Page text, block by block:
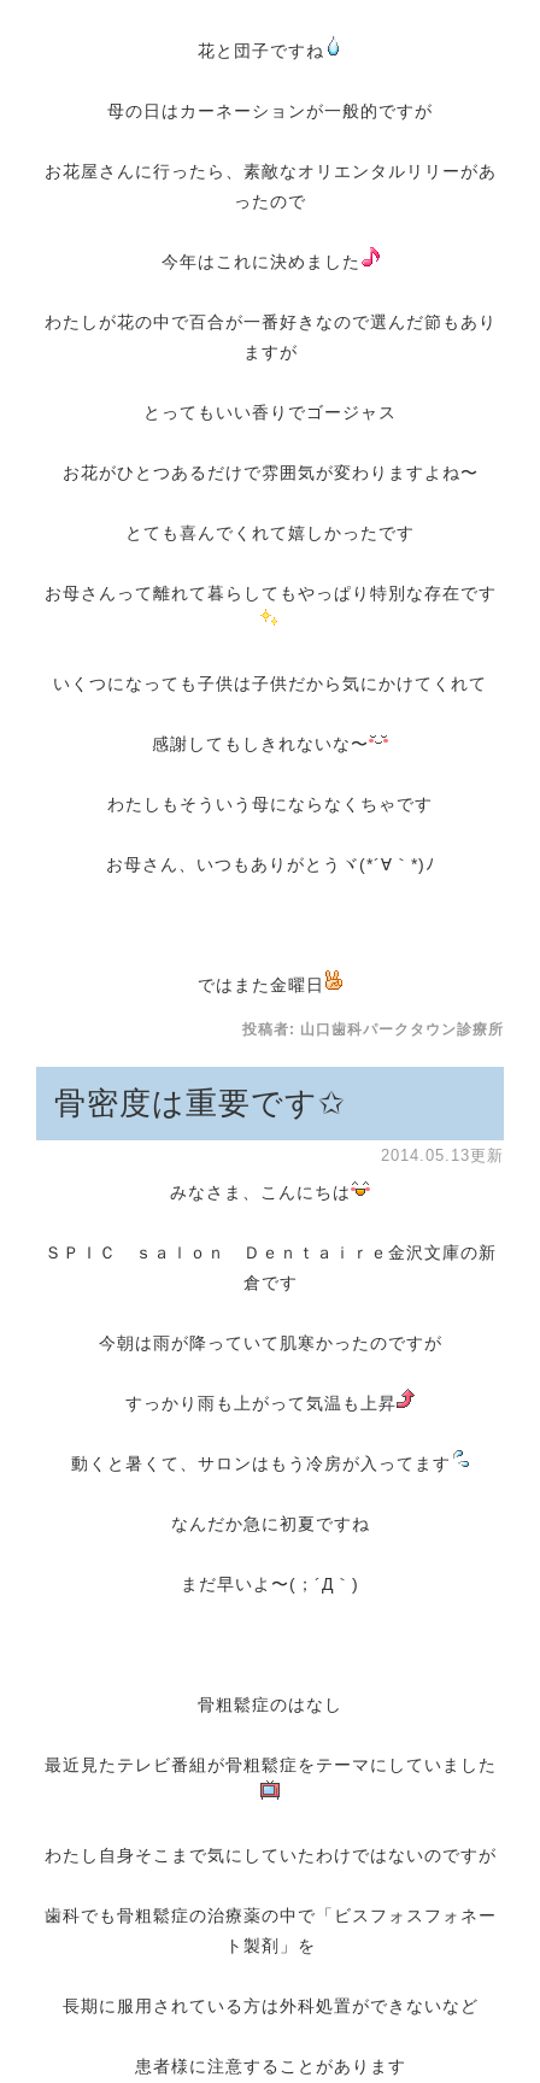
花と団子ですね
母の日はカーネーションが一般的ですが
お花屋さんに行ったら、素敵なオリエンタルリリーがあ
ったので
今年はこれに決めました
わたしが花の中で百合が一番好きなので選んだ節もあり
ますが
とってもいい香りでゴージャス
お花がひとつあるだけで雰囲気が変わりますよね〜
とても喜んでくれて嬉しかったです
お母さんって離れて暮らしてもやっぱり特別な存在です
いくつになっても子供は子供だから気にかけてくれて
感謝してもしきれないな〜
わたしもそういう母にならなくちゃです
お母さん、いつもありがとうヾ(*´∀｀*)ﾉ
ではまた金曜日
投稿者: 山口歯科パークタウン診療所
骨密度は重要です✩
2014.05.13更新
みなさま、こんにちは
ＳＰＩＣ ｓａｌｏｎ Ｄｅｎｔａｉｒｅ金沢文庫の新
倉です
今朝は雨が降っていて肌寒かったのですが
すっかり雨も上がって気温も上昇
動くと暑くて、サロンはもう冷房が入ってます
なんだか急に初夏ですね
まだ早いよ〜(；´Д｀)
骨粗鬆症のはなし
最近見たテレビ番組が骨粗鬆症をテーマにしていました
わたし自身そこまで気にしていたわけではないのですが
歯科でも骨粗鬆症の治療薬の中で「ビスフォスフォネー
ト製剤」を
長期に服用されている方は外科処置ができないなど
患者様に注意することがあります